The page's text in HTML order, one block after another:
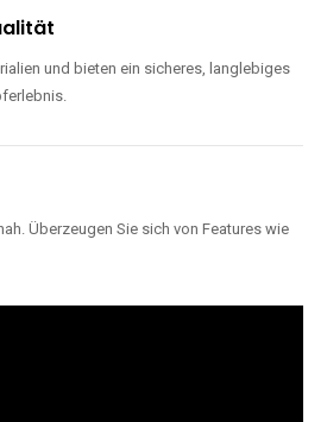
und bieten ein sicheres, langlebiges
Überzeugen Sie sich von Features wie